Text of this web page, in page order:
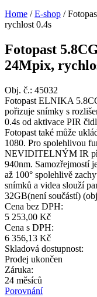
Home / E-shop /
rychlost 0.4s
Fotopast
24Mpix,
Obj. č.: 45032
Fotopast ELNIKA
pořizuje snímky s
0.4s od aktivace PIR
Fotopast také může
1080. Pro spolehlivou
NEVIDITELNÝM IR
940nm. Samozřejmostí
až 100° spolehlivě
snímků a videa slouží
32GB(není součástí)
Cena bez DPH:
5 253,00 Kč
Cena s DPH:
6 356,13 Kč
Skladová dostupnost:
Prodej ukončen
Záruka:
24 měsíců
Porovnání